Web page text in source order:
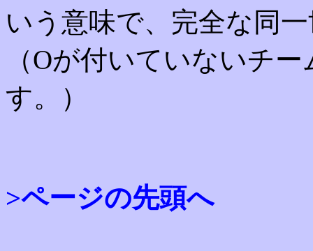
いう意味で、完全な同
（Oが付いていないチ
す。）
>ページの先頭へ